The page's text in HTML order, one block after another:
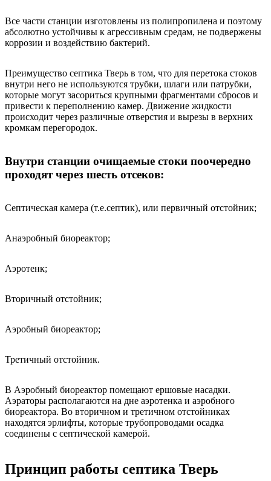
Все части станции изготовлены из полипропилена и поэтому
абсолютно устойчивы к агрессивным средам, не подвержены
коррозии и воздействию бактерий.
Преимущество септика Тверь в том, что для перетока стоков
внутри него не используются трубки, шлаги или патрубки,
которые могут засориться крупными фрагментами сбросов и
привести к переполнению камер. Движение жидкости
происходит через различные отверстия и вырезы в верхних
кромкам перегородок.
Внутри станции очищаемые стоки поочередно
проходят через шесть отсеков:
Септическая камера (т.е.септик), или первичный отстойник;
Анаэробный биореактор;
Аэротенк;
Вторичный отстойник;
Аэробный биореактор;
Третичный отстойник.
В Аэробный биореактор помещают ершовые насадки.
Аэраторы располагаются на дне аэротенка и аэробного
биореактора. Во вторичном и третичном отстойниках
находятся эрлифты, которые трубопроводами осадка
соединены с септической камерой.
Принцип работы септика Тверь